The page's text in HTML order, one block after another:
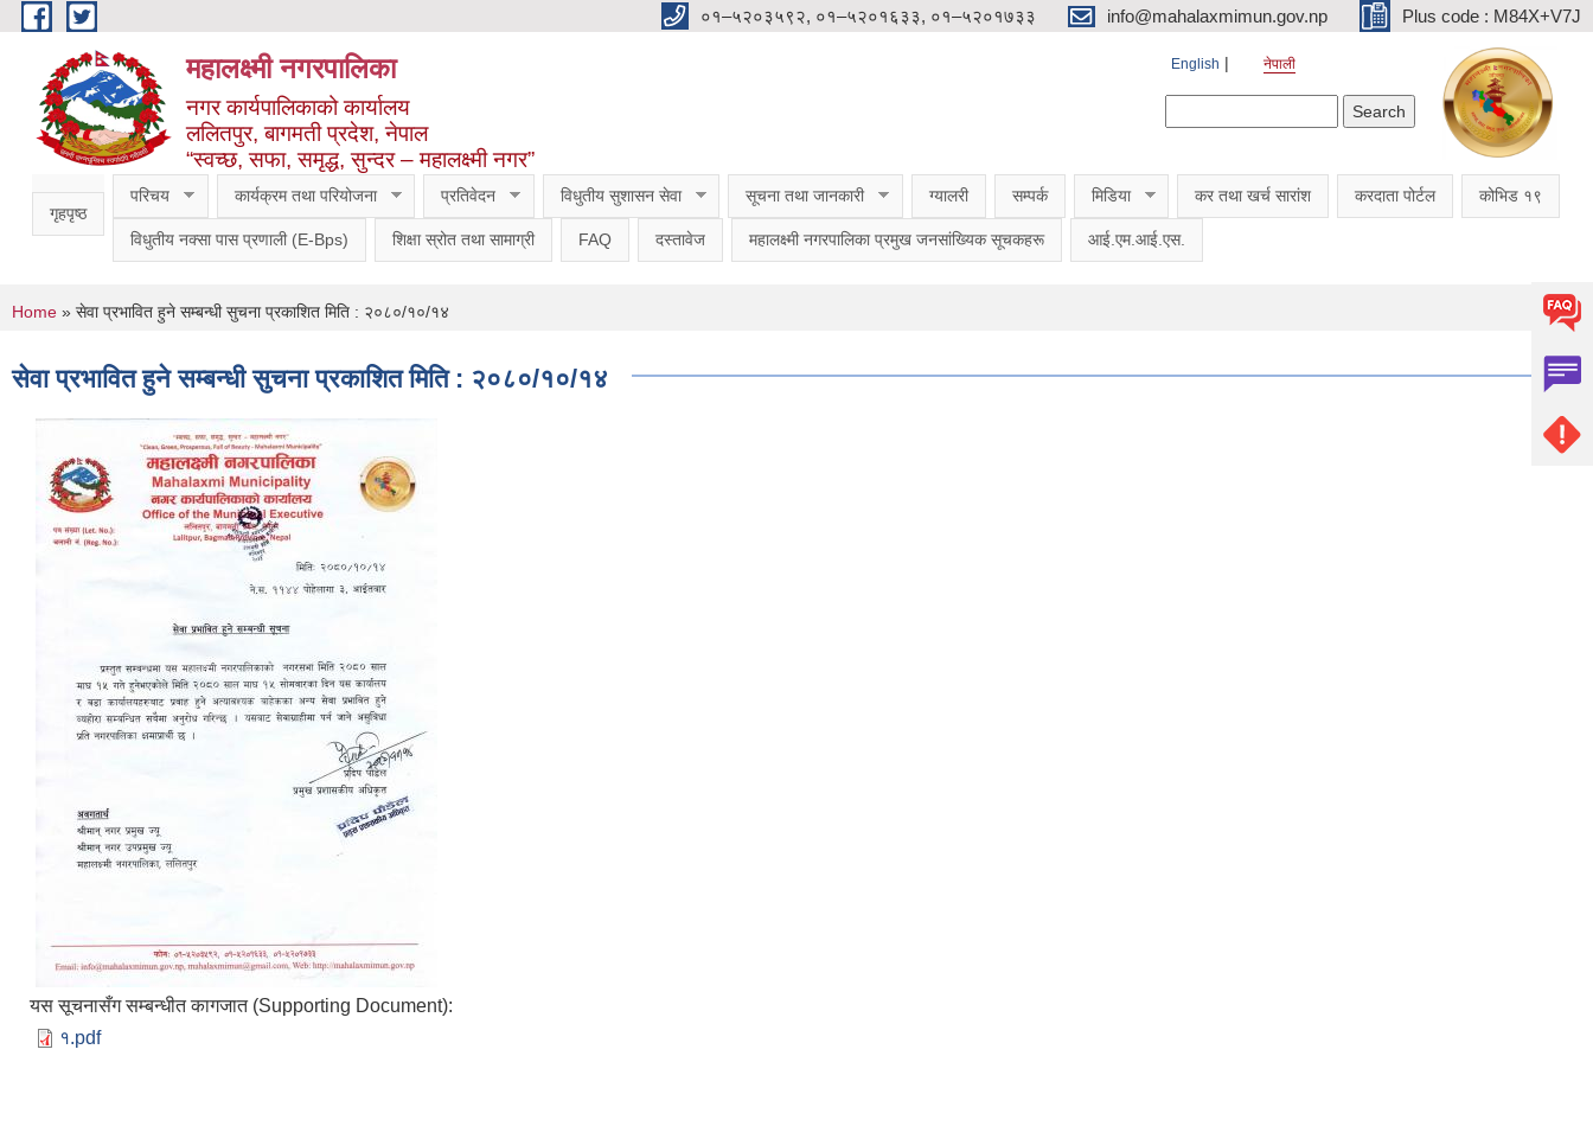
Skip to main content ०१–५२०३५९२, ०१–५२०१६३३, ०१–५२०१७३३ info@mahalaxmimun.gov.np Plus code : M84X+V7J
महालक्ष्मी नगरपालिका
नगर कार्यपालिकाको कार्यालय
ललितपुर, बागमती प्रदेश, नेपाल
“स्वच्छ, सफा, समृद्ध, सुन्दर – महालक्ष्मी नगर”
English नेपाली
गृहपृष्ठ
परिचय कार्यक्रम तथा परियोजना प्रतिवेदन विधुतीय सुशासन सेवा सूचना तथा जानकारी ग्यालरी सम्पर्क मिडिया कर तथा खर्च सारांश करदाता पोर्टल कोभिड १९
विधुतीय नक्सा पास प्रणाली (E-Bps) शिक्षा स्रोत तथा सामाग्री FAQ दस्तावेज महालक्ष्मी नगरपालिका प्रमुख जनसांख्यिक सूचकहरू आई.एम.आई.एस.
You are here
Home » सेवा प्रभावित हुने सम्बन्धी सुचना प्रकाशित मिति : २०८०/१०/१४
सेवा प्रभावित हुने सम्बन्धी सुचना प्रकाशित मिति : २०८०/१०/१४
यस सूचनासँग सम्बन्धीत कागजात (Supporting Document):
१.pdf